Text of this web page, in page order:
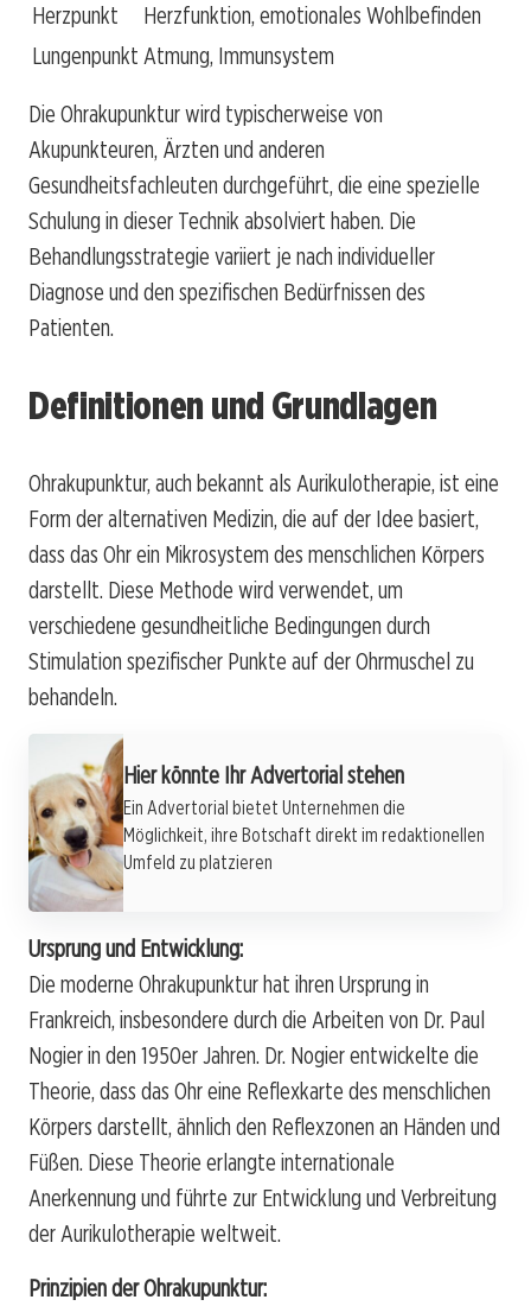
Herzpunkt
Herzfunktion, emotionales Wohlbefinden
Lungenpunkt Atmung, Immunsystem
Die Ohrakupunktur wird typischerweise von
Akupunkteuren, Ärzten und anderen
Gesundheitsfachleuten durchgeführt, die eine spezielle
Schulung in dieser Technik absolviert haben. Die
Behandlungsstrategie variiert je nach individueller
Diagnose und den spezifischen Bedürfnissen des
Patienten.
Definitionen und Grundlagen
Ohrakupunktur, auch bekannt als Aurikulotherapie, ist eine
Form der alternativen Medizin, die auf der Idee basiert,
dass das Ohr ein Mikrosystem des menschlichen Körpers
darstellt. Diese Methode wird verwendet, um
verschiedene gesundheitliche Bedingungen durch
Stimulation spezifischer Punkte auf der Ohrmuschel zu
behandeln.
Hier könnte Ihr Advertorial stehen
Ein Advertorial bietet Unternehmen die
Möglichkeit, ihre Botschaft direkt im redaktionellen
Umfeld zu platzieren
Ursprung und Entwicklung:
Die moderne Ohrakupunktur hat ihren Ursprung in
Frankreich, insbesondere durch die Arbeiten von Dr. Paul
Nogier in den 1950er Jahren. Dr. Nogier entwickelte die
Theorie, dass das Ohr eine Reflexkarte des menschlichen
Körpers darstellt, ähnlich den Reflexzonen an Händen und
Füßen. Diese Theorie erlangte internationale
Anerkennung und führte zur Entwicklung und Verbreitung
der Aurikulotherapie weltweit.
Prinzipien der Ohrakupunktur: